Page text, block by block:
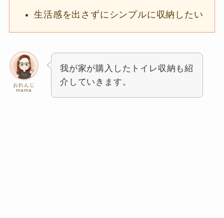
生活感を出さずにシンプルに収納したい
おれんじ
mama
我が家が購入したトイレ収納も紹
介していきます。